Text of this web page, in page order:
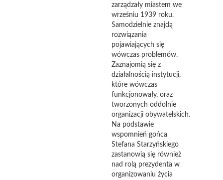
zarządzały miastem we
wrześniu 1939 roku.
Samodzielnie znajdą
rozwiązania
pojawiających się
wówczas problemów.
Zaznajomią się z
działalnością instytucji,
które wówczas
funkcjonowały, oraz
tworzonych oddolnie
organizacji obywatelskich.
Na podstawie
wspomnień gońca
Stefana Starzyńskiego
zastanowią się również
nad rolą prezydenta w
organizowaniu życia